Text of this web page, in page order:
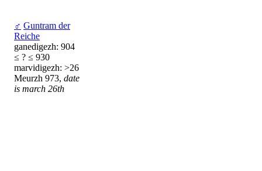
♂ Guntram der
Reiche
ganedigezh: 904
≤ ? ≤ 930
marvidigezh: >26
Meurzh 973, date
is march 26th